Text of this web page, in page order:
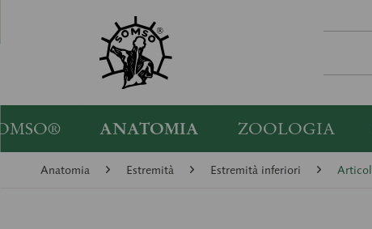
ANATOMIA ZOOLOGIA
Anatomia Estremità Estremità inferiori